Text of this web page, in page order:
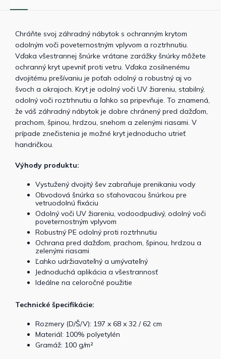
Chráňte svoj záhradný nábytok s ochranným krytom
odolným voči poveternostným vplyvom a roztrhnutiu.
Vďaka všestrannej šnúrke vrátane zarážky šnúrky môžete
ochranný kryt upevniť proti vetru. Vďaka zosilnenému
dvojitému prešívaniu je poťah odolný a robustný aj vo
švoch a okrajoch. Kryt je odolný voči UV žiareniu, stabilný,
odolný voči roztrhnutiu a ľahko sa pripevňuje. To znamená,
že váš záhradný nábytok je dobre chránený pred dažďom,
prachom, špinou, hrdzou, snehom a zelenými riasami. V
prípade znečistenia je možné kryt jednoducho utrieť
handričkou.
Výhody produktu:
Vystužený dvojitý šev zabraňuje prenikaniu vody
Obvodová šnúrka so sťahovacou šnúrkou pre
vetruodolnú fixáciu
Odolný voči UV žiareniu, vodoodpudivý, odolný voči
poveternostným vplyvom
Robustný PE odolný proti roztrhnutiu
Ochrana pred dažďom, prachom, špinou, hrdzou a
zelenými riasami
Ľahko udržiavateľný a umývateľný
Jednoduchá aplikácia a všestrannosť
Ideálne na celoročné použitie
Technické špecifikácie:
Rozmery (D/Š/V): 197 x 68 x 32 / 62 cm
Materiál: 100% polyetylén
Gramáž: 100 g/m²